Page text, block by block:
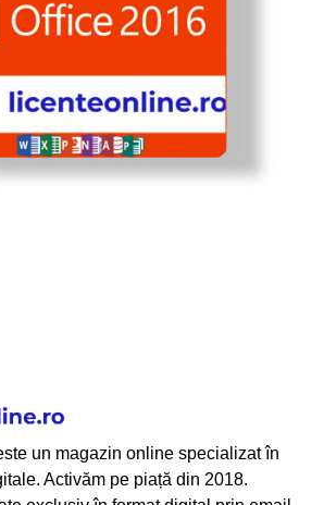
un magazin online specializat în
Activăm pe piață din 2018.